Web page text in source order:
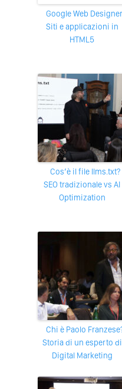
Google Web Designer:
Siti e applicazioni in
HTML5
Cos’è il file llms.txt?
SEO tradizionale vs AI
Optimization
Chi è Paolo Franzese?
Storia di un esperto di
Digital Marketing